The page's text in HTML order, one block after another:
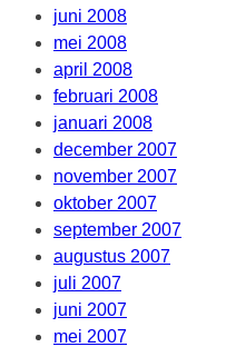
juni 2008
mei 2008
april 2008
februari 2008
januari 2008
december 2007
november 2007
oktober 2007
september 2007
augustus 2007
juli 2007
juni 2007
mei 2007